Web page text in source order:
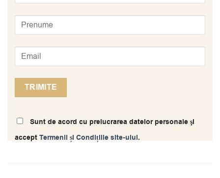
Sunt de acord cu prelucrarea datelor personale şi
acceptTermenii și Condițiile site-ului.